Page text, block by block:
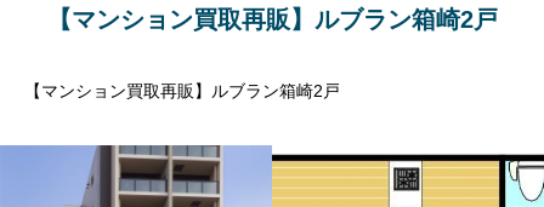
【マンション買取再販】ルブラン箱崎2戸
【マンション買取再販】ルブラン箱崎2戸